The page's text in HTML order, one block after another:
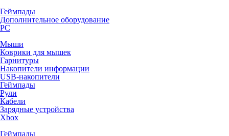
Геймпады
Дополнительное оборудование
PC
Мыши
Коврики для мышек
Гарнитуры
Накопители информации
USB-накопители
Геймпады
Рули
Кабели
Зарядные устройства
Xbox
Геймпады